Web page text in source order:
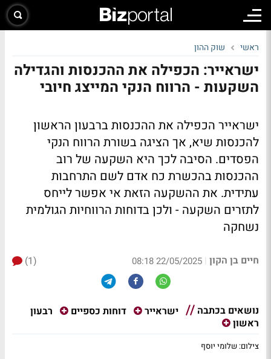
ראשי שוק ההון
ישראייר: הכפילה את ההכנסות והגדילה
השקעות - הרווח הנקי המייצג חיובי
ישראייר הכפילה את ההכנסות ברבעון הראשון
להכנסות שיא, אך הציגה בשורת הרווח הנקי
הפסדים. הסיבה לכך היא השקעה של רוב
ההכנסות בהכשרת כח אדם לשם התרחבות
עתידית. את ההשקעה הזאת אי אפשר לייחס
לתזרים השקעה - ולכן בדוחות הרווחיות הגולמית
נשחקה
חיים בן הקון |
22/05/2025 08:18
(1)
נושאים בכתבה ישראייר דוחות כספיים
רבעון
ראשון
צילום: שלומי יוסף